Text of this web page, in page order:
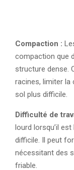
Compaction :
compaction que
structure dense.
racines, limiter la
sol plus difficile.
Difficulté de
lourd lorsqu’il
difficile. Il peut
nécessitant des
friable.